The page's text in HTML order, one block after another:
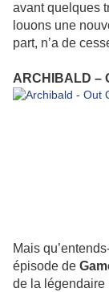
avant quelques
louons une
part, n’a de
ARCHIBALD –
Mais
épisode de
de la légendaire